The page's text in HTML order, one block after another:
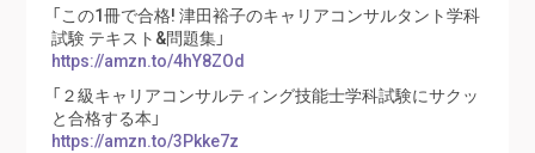
「この1冊で合格! 津田裕子のキャリアコンサルタント学科
試験 テキスト&問題集」
https://amzn.to/4hY8ZOd
「２級キャリアコンサルティング技能士学科試験にサクッ
と合格する本」
https://amzn.to/3Pkke7z